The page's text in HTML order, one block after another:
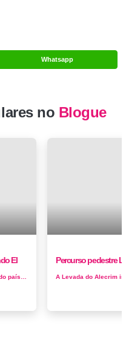
Whatsapp
no Blogue
El
Percurso pedestre